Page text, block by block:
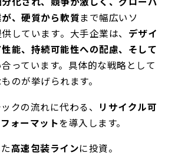
、硬質から軟質まで幅広いソ
しています。大手企業は、 デザイ
能、持続可能性への配慮、そして
っています。具体的な戦略として
のが挙げられます。
クの流れに代わる、
リサイクル可
ォーマットを導入します。
高速包装ラインに投資。